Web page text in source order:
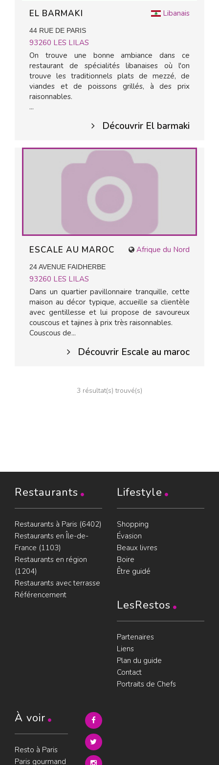
Libanais
EL BARMAKI
44 RUE DE PARIS
93260 LES LILAS
On trouve une bonne ambiance dans ce
restaurant de spécialités libanaises où l'on
trouve les traditionnels plats de mezzé, de
viandes et de poissons grillés, à des prix
raisonnables.
...
Découvrir El barmaki
Afrique du Nord
ESCALE AU MAROC
24 AVENUE FAIDHERBE
93260 LES LILAS
Dans un quartier pavillonnaire tranquille, cette
maison au décor typique, accueille sa clientèle
avec gentillesse et lui propose de savoureux
couscous et tajines à prix très raisonnables.
Couscous de...
Découvrir Escale au maroc
3 résultat(s) trouvé(s)
Restaurants
Restaurants à Paris (6402)
Restaurants en Île-de-
France (1103)
Restaurants en région
(1204)
Restaurants avec terrasse
Référencement
Lifestyle
Shopping
Évasion
Beaux livres
Boire
Être guidé
LesRestos
Partenaires
Liens
Plan du guide
Contact
Portraits de Chefs
À voir
Resto à Paris
Paris gourmand